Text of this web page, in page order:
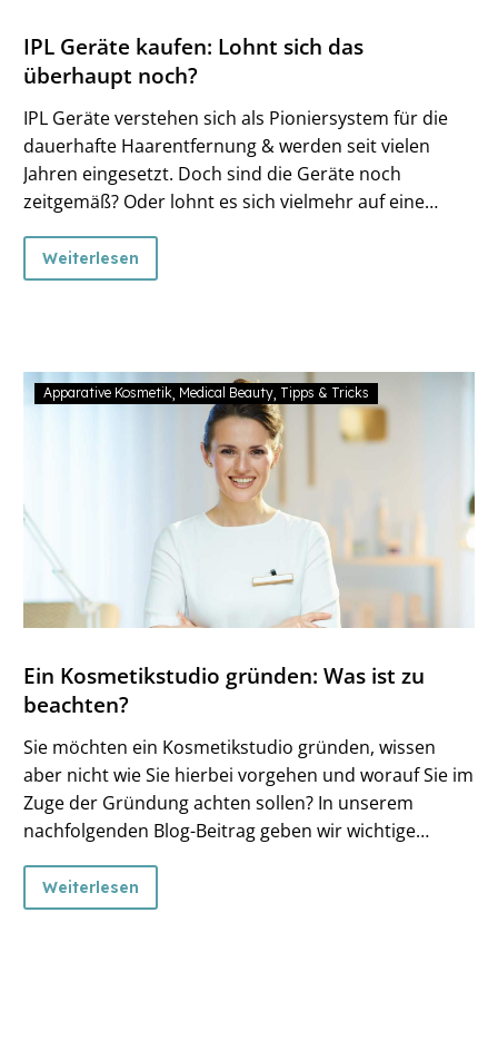
IPL Geräte kaufen: Lohnt sich das
überhaupt noch?
IPL Geräte verstehen sich als Pioniersystem für die
dauerhafte Haarentfernung & werden seit vielen
Jahren eingesetzt. Doch sind die Geräte noch
zeitgemäß? Oder lohnt es sich vielmehr auf eine
Diodenlaser zurückzugreifen. Im nachfolgenden Blog-
Beitrag werfen wir darauf einen Blick.
Weiterlesen
Apparative Kosmetik Medical Beauty Tipps & Tricks
Ein Kosmetikstudio gründen: Was ist zu
beachten?
Sie möchten ein Kosmetikstudio gründen, wissen
aber nicht wie Sie hierbei vorgehen und worauf Sie im
Zuge der Gründung achten sollen? In unserem
nachfolgenden Blog-Beitrag geben wir wichtige
Weiterlesen